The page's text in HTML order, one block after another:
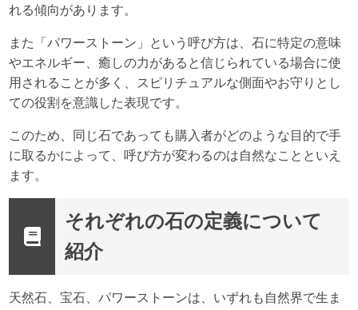
れる傾向があります。
また「パワーストーン」という呼び方は、石に特定の意味
やエネルギー、癒しの力があると信じられている場合に使
用されることが多く、スピリチュアルな側面やお守りとし
ての役割を意識した表現です。
このため、同じ石であっても購入者がどのような目的で手
に取るかによって、呼び方が変わるのは自然なことといえ
ます。
それぞれの石の定義について
紹介
天然石、宝石、パワーストーンは、いずれも自然界で生ま